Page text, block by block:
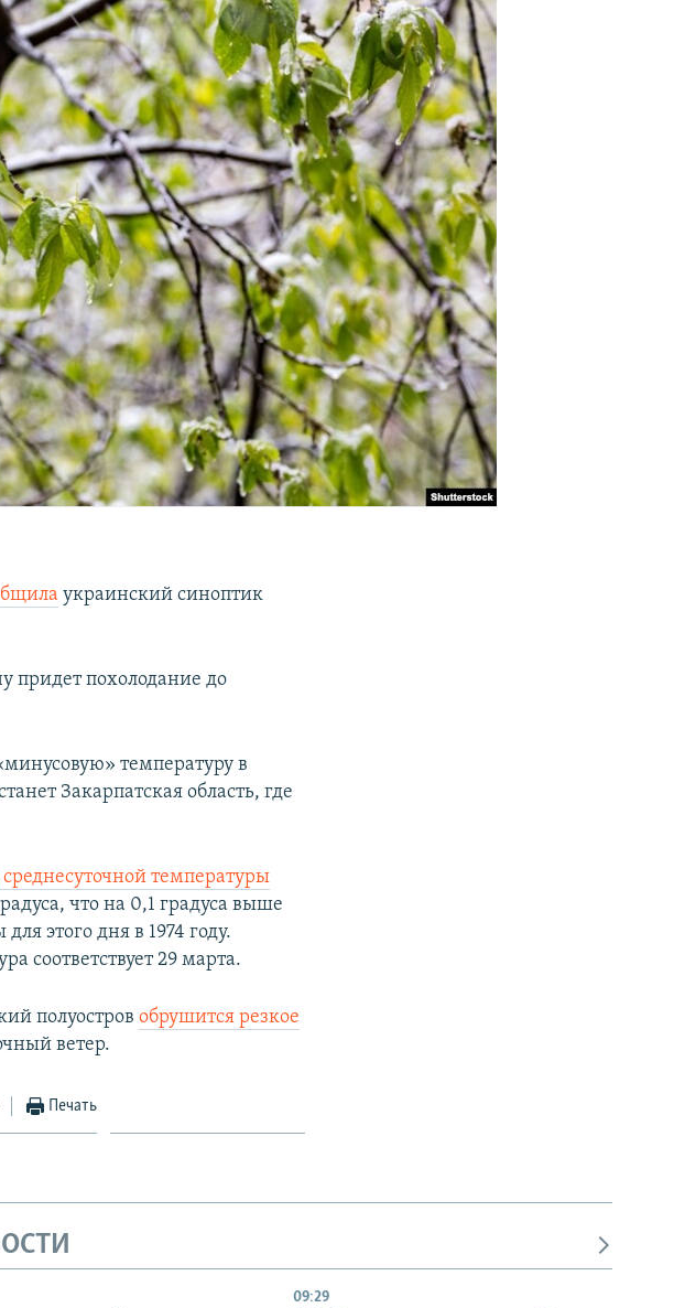
украинский синоптик
придет похолодание до
температуру в
Закарпатская область, где
температуры
что на 0,1 градуса выше
этого дня в 1974 году.
соответствует 29 марта.
полуостровобрушится резкое
ветер.
Печать
09:29